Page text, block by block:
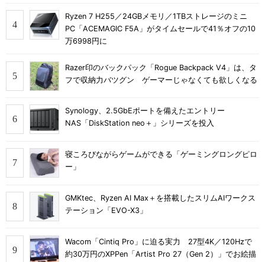
Ryzen 7 H255／24GBメモリ／1TBストレージのミニ
PC「ACEMAGIC F5A」がタイムセールで41％オフの10
万6998円に
Razer印のバックパック「Rogue Backpack V4」は、タ
フで収納力バツグン ゲーマーじゃなくても欲しくなる
Synology、2.5GbEポートを備えたエントリー
NAS「DiskStation neo＋」シリーズを投入
寝ころびながらゲームができる「ゲーミングロングピロ
ー」
GMKtec、Ryzen AI Max＋を搭載したスリムAIワークス
テーション「EVO-X3」
Wacom「Cintiq Pro」に迫る実力 27型4K／120Hzで
約30万円のXPPen「Artist Pro 27（Gen 2）」でお絵描